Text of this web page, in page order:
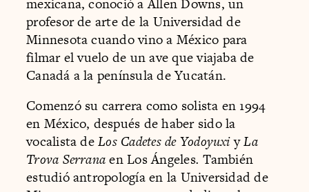
mexicana, conoció a Allen Downs, un
profesor de arte de la Universidad de
Minnesota cuando vino a México para
filmar el vuelo de un ave que viajaba de
Canadá a la península de Yucatán.
Comenzó su carrera como solista en 1994
en México, después de haber sido la
vocalista deLos Cadetes de YodoyuxiyLa
Trova Serranaen Los Ángeles.También
estudió antropología en la Universidad de